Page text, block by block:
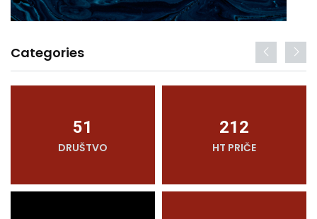
Categories
51
DRUŠTVO
212
HT PRIČE